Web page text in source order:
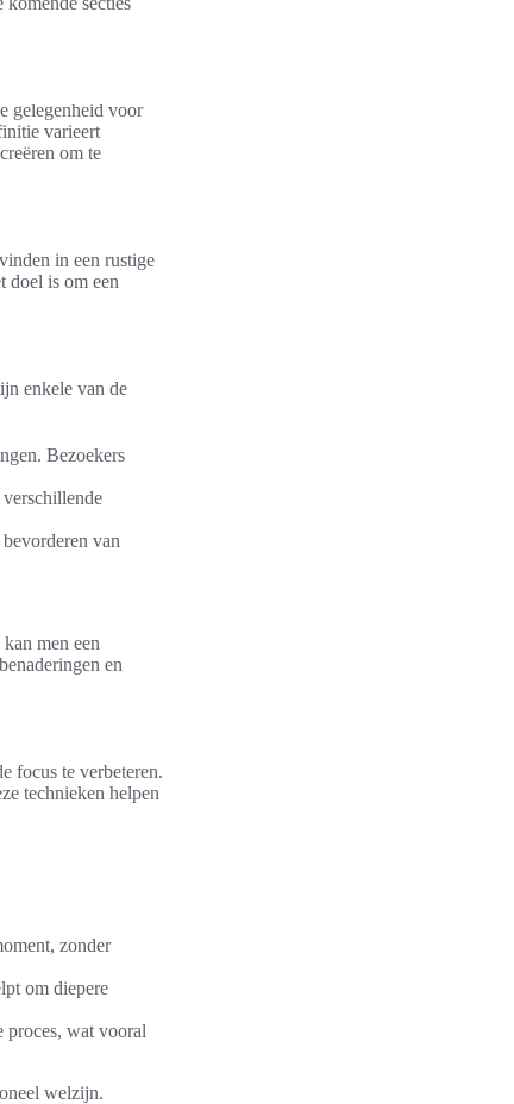
gelegenheid voor
varieert
om te
in een rustige
doel is om een
enkele van de
Bezoekers
van
men een
en
focus te verbeteren.
technieken helpen
zonder
om diepere
proces, wat vooral
welzijn.